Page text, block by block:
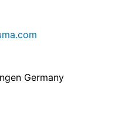
Germany